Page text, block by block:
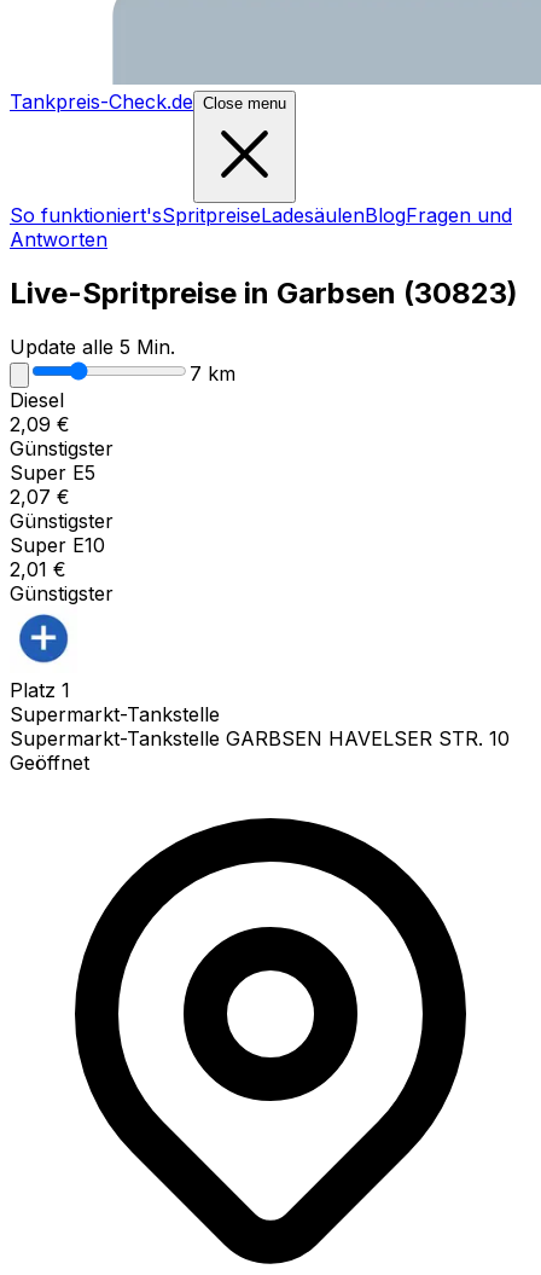
Tankpreis-Check.de Close menu
So funktioniert'sSpritpreiseLadesäulenBlogFragen und
Antworten
Live-Spritpreise in Garbsen (30823)
Update alle 5 Min.
7 km
Diesel
2,09 €
Günstigster
Super E5
2,07 €
Günstigster
Super E10
2,01 €
Günstigster
Platz 1
Supermarkt-Tankstelle
Supermarkt-Tankstelle GARBSEN HAVELSER STR. 10
Geöffnet